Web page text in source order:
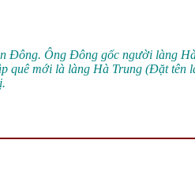
Ông Đông gốc người làng
quê mới là làng Hà Trung (Đặt